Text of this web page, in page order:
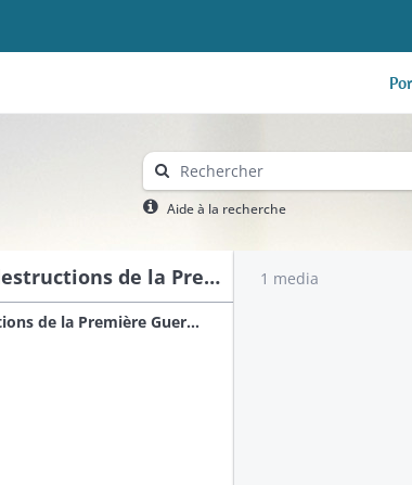
Aide à la recherche
8Fi Photographies des destructions de la Première Guerre mondiale dans le sud du Haut-Rhin
8Fi Photographies des destructions de la Première Guerre mondiale dans le Haut-Rhin
1 media